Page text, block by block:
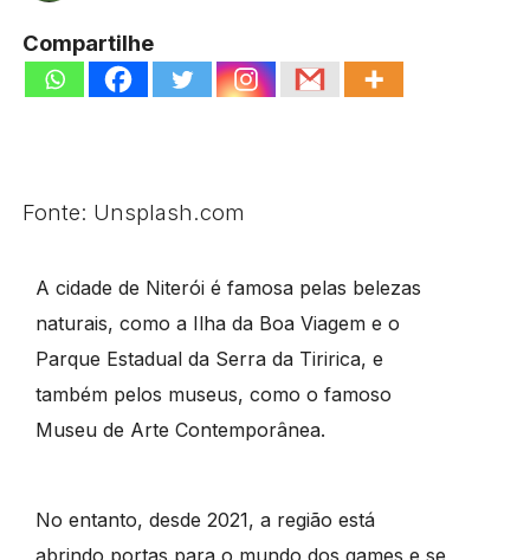
Compartilhe
Fonte: Unsplash.com
A cidade de Niterói é famosa pelas belezas
naturais, como a Ilha da Boa Viagem e o
Parque Estadual da Serra da Tiririca, e
também pelos museus, como o famoso
Museu de Arte Contemporânea.
No entanto, desde 2021, a região está